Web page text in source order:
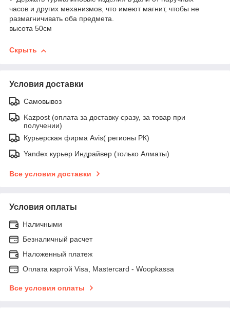
часов и других механизмов, что имеют магнит, чтобы не
размагничивать оба предмета.
высота 50см
Скрыть
Условия доставки
Самовывоз
Kazpost (оплата за доставку сразу, за товар при
получении)
Курьерская фирма Avis( регионы РК)
Yandex курьер Индрайвер (только Алматы)
Все условия доставки
Условия оплаты
Наличными
Безналичный расчет
Наложенный платеж
Оплата картой Visa, Mastercard - Woopkassa
Все условия оплаты